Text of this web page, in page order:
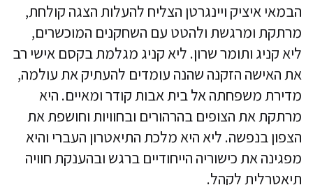
הבמאי איציק ויינגרטן הצליח להעלות הצגה קולחת,
מרתקת ומרגשת ולהטט עם השחקנים המוכשרים,
ליא קניג ותומר שרון. ליא קניג מגלמת בקסם אישי רב
את האישה הזקנה שהנה עומדים להעתיק את עולמה,
מדירת משפחתה אל בית אבות קודר ומאיים. היא
מרתקת את הצופים בהרהורים ובחוויות וחושפת את
הצפון בנפשה. ליא היא מלכת התיאטרון העברי והיא
מפגינה את כישוריה הייחודיים ברגש ובהענקת חוויה
תיאטרלית לקהל.